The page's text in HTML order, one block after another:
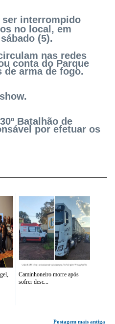
ser interrompido
no local, em
(5).
nas redes
conta do Parque
de arma de fogo.
Batalhão de
por efetuar os
Caminhoneiro morre após
sofrer desc...
Postagem mais antiga